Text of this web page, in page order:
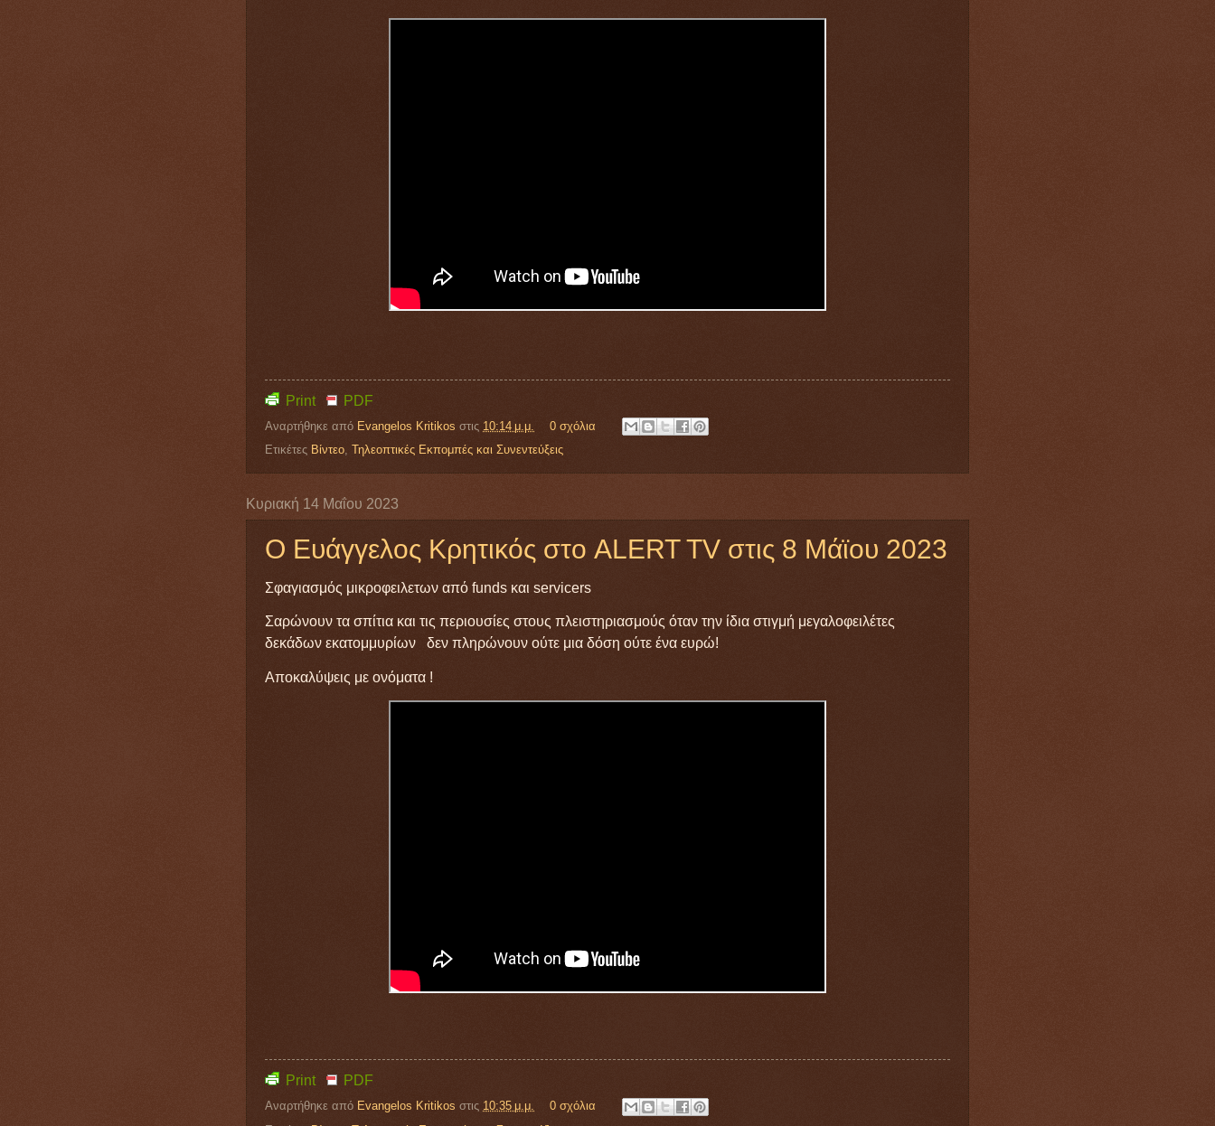
Print PDF
Αναρτήθηκε από Evangelos Kritikos στις 10:14 μ.μ.
0 σχόλια
Ετικέτες Βίντεο, Τηλεοπτικές Εκπομπές και Συνεντεύξεις
Κυριακή 14 Μαΐου 2023
Ο Ευάγγελος Κρητικός στο ALERT TV στις 8 Μάϊου 2023
Σφαγιασμός μικροφειλετων από funds και servicers
Σαρώνουν τα σπίτια και τις περιουσίες στους πλειστηριασμούς όταν την ίδια στιγμή μεγαλοφειλέτες
δεκάδων εκατομμυρίων δεν πληρώνουν ούτε μια δόση ούτε ένα ευρώ!
Αποκαλύψεις με ονόματα !
Print PDF
Αναρτήθηκε από Evangelos Kritikos στις 10:35 μ.μ.
0 σχόλια